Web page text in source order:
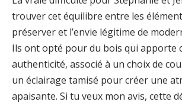
trouver cet équilibre entre les
préserver et l’envie légitime de
Ils ont opté pour du bois qui apporte
authenticité, associé à un choix de
un éclairage tamisé pour créer une
apaisante. Si tu veux mon avis, cette